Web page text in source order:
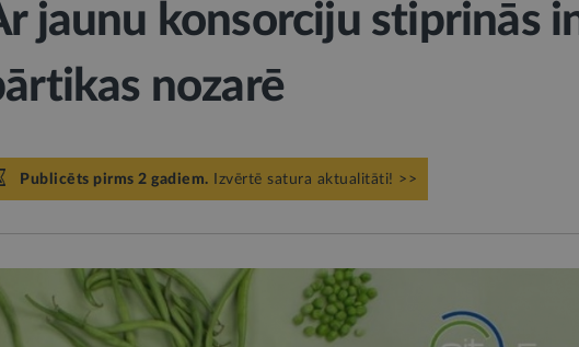
jaunu konsorciju stiprinās
nozarē
Publicēts pirms 2 gadiem. Izvērtē satura aktualitāti! >>